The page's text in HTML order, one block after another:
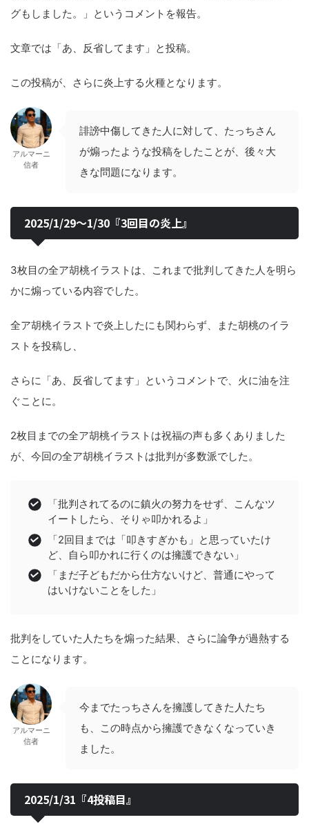
グもしました。」というコメントを報告。
文章では「あ、反省してます」と投稿。
この投稿が、さらに炎上する火種となります。
アルマーニ
信者
誹謗中傷してきた人に対して、たっちさん
が煽ったような投稿をしたことが、後々大
きな問題になります。
2025/1/29〜1/30『3回目の炎上』
3枚目の全ア胡桃イラストは、これまで批判してきた人を明ら
かに煽っている内容でした。
全ア胡桃イラストで炎上したにも関わらず、また胡桃のイラ
ストを投稿し、
さらに「あ、反省してます」というコメントで、火に油を注
ぐことに。
2枚目までの全ア胡桃イラストは祝福の声も多くありました
が、今回の全ア胡桃イラストは批判が多数派でした。
「批判されてるのに鎮火の努力をせず、こんなツ
イートしたら、そりゃ叩かれるよ」
「2回目までは「叩きすぎかも」と思っていたけ
ど、自ら叩かれに行くのは擁護できない」
「まだ子どもだから仕方ないけど、普通にやって
はいけないことをした」
批判をしていた人たちを煽った結果、さらに論争が過熱する
ことになります。
アルマーニ
信者
今までたっちさんを擁護してきた人たち
も、この時点から擁護できなくなっていき
ました。
2025/1/31『4投稿目』